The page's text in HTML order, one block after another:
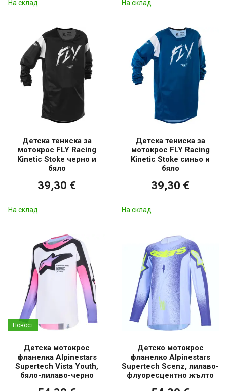
На склад На склад
Детска тениска за
мотокрос FLY Racing
Kinetic Stoke черно и
бяло
39,30 €
На склад
Детска тениска за
мотокрос FLY Racing
Kinetic Stoke синьо и
бяло
39,30 €
На склад
Новост
Детска мотокрос
фланелка Alpinestars
Supertech Vista Youth,
бяло-лилаво-черно
Детско мотокрос
фланелко Alpinestars
Supertech Scenz, лилаво-
флуоресцентно жълто